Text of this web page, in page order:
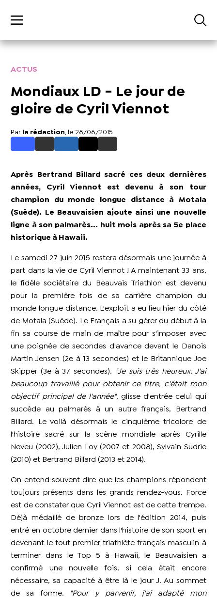
ACTUS
Mondiaux LD - Le jour de
gloire de Cyril Viennot
Par la rédaction , le 28/06/2015
Après Bertrand Billard sacré ces deux dernières
années, Cyril Viennot est devenu à son tour
champion du monde longue distance à Motala
(Suède). Le Beauvaisien ajoute ainsi une nouvelle
ligne à son palmarès... huit mois après sa 5e place
historique à Hawaii.
Le samedi 27 juin 2015 restera désormais une journée à
part dans la vie de Cyril Viennot ! A maintenant 33 ans,
le fidèle sociétaire du Beauvais Triathlon est devenu
pour la première fois de sa carrière champion du
monde longue distance. L'exploit a eu lieu hier du côté
de Motala (Suède). Le Français a su gérer du début à la
fin sa course de main de maître pour s'imposer avec
une poignée de secondes d'avance devant le Danois
Martin Jensen (2e à 13 secondes) et le Britannique Joe
Skipper (3e à 37 secondes). "Je suis très heureux. J'ai
beaucoup travaillé pour obtenir ce titre, c'était mon
objectif principal de l'année", glisse d'entrée celui qui
succède au palmarès à un autre français, Bertrand
Billard. Le voilà désormais le cinquième tricolore de
l'histoire sacré sur la scène mondiale après Cyrille
Neveu (2002), Julien Loy (2007 et 2008), Sylvain Sudrie
(2010) et Bertrand Billard (2013 et 2014).
On entend souvent dire que les champions répondent
toujours présents dans les grands rendez-vous. Force
est de constater que Cyril Viennot est de cette trempe.
Déjà médaillé de bronze lors de l'édition 2014, puis
entré en octobre dernier dans l'histoire de son sport en
devenant le tout premier triathlète français masculin à
terminer dans le Top 5 à Hawaii, le Beauvaisien a
confirmé une nouvelle fois, si cela était encore
nécessaire, sa capacité à être là le jour J. Au sommet
de sa forme.
"Pour y parvenir, j'ai adapté mon